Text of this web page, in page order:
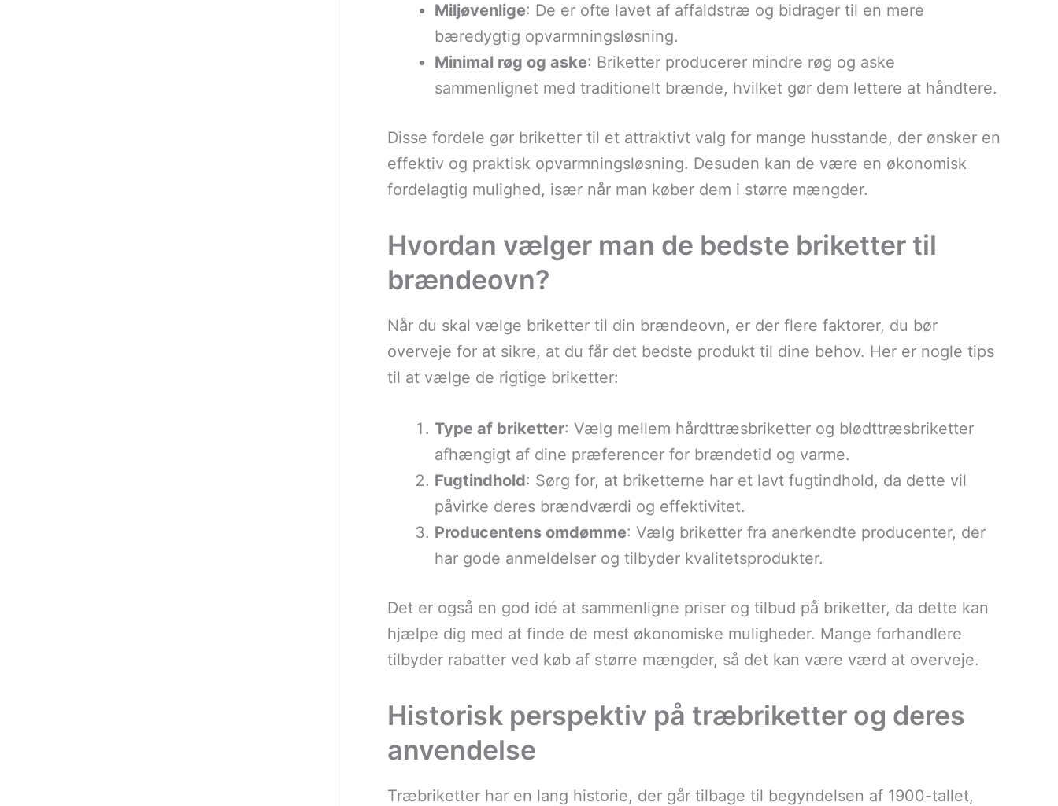
Miljøvenlige: De er ofte lavet af affaldstræ og bidrager til en mere
bæredygtig opvarmningsløsning.
Minimal røg og aske: Briketter producerer mindre røg og aske
sammenlignet med traditionelt brænde, hvilket gør dem lettere at håndtere.
Disse fordele gør briketter til et attraktivt valg for mange husstande, der ønsker en
effektiv og praktisk opvarmningsløsning. Desuden kan de være en økonomisk
fordelagtig mulighed, især når man køber dem i større mængder.
Hvordan vælger man de bedste briketter til
brændeovn?
Når du skal vælge briketter til din brændeovn, er der flere faktorer, du bør
overveje for at sikre, at du får det bedste produkt til dine behov. Her er nogle tips
til at vælge de rigtige briketter:
Type af briketter: Vælg mellem hårdttræsbriketter og blødttræsbriketter
afhængigt af dine præferencer for brændetid og varme.
Fugtindhold: Sørg for, at briketterne har et lavt fugtindhold, da dette vil
påvirke deres brændværdi og effektivitet.
Producentens omdømme: Vælg briketter fra anerkendte producenter, der
har gode anmeldelser og tilbyder kvalitetsprodukter.
Det er også en god idé at sammenligne priser og tilbud på briketter, da dette kan
hjælpe dig med at finde de mest økonomiske muligheder. Mange forhandlere
tilbyder rabatter ved køb af større mængder, så det kan være værd at overveje.
Historisk perspektiv på træbriketter og deres
anvendelse
Træbriketter har en lang historie, der går tilbage til begyndelsen af 1900-tallet,